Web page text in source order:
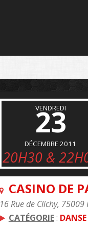
VENDREDI
23
DÉCEMBRE 2011
20H30 &
CASINO DE
16 Rue de Clichy, 75009
CATÉGORIE: DANSE